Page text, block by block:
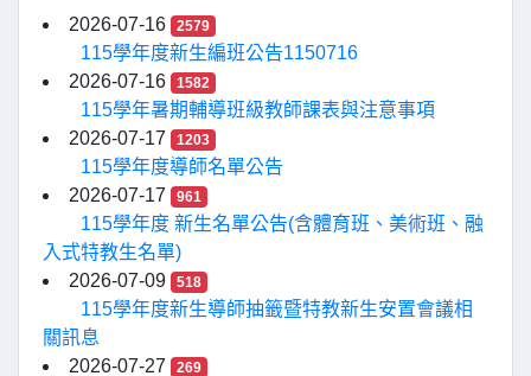
2026-07-16 2579
115學年度新生編班公告1150716
2026-07-16
1582
115學年暑期輔導班級教師課表與注意事項
2026-07-17
1203
115學年度導師名單公告
2026-07-17
961
115學年度 新生名單公告(含體育班、美術班、融
入式特教生名單)
2026-07-09
518
115學年度新生導師抽籤暨特教新生安置會議相
關訊息
2026-07-27
269